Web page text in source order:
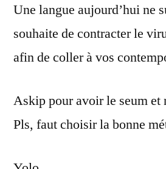
Une langue aujourd’hui ne
souhaite de contracter le
afin de coller à vos
Askip pour avoir le seum et
Pls, faut choisir la bonne